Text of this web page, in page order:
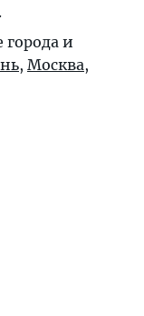
.
и
, Москва,